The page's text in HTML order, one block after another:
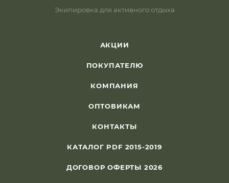
Экипировка для активного отдыха
АКЦИИ
ПОКУПАТЕЛЮ
КОМПАНИЯ
ОПТОВИКАМ
КОНТАКТЫ
КАТАЛОГ PDF 2015-2019
ДОГОВОР ОФЕРТЫ 2026